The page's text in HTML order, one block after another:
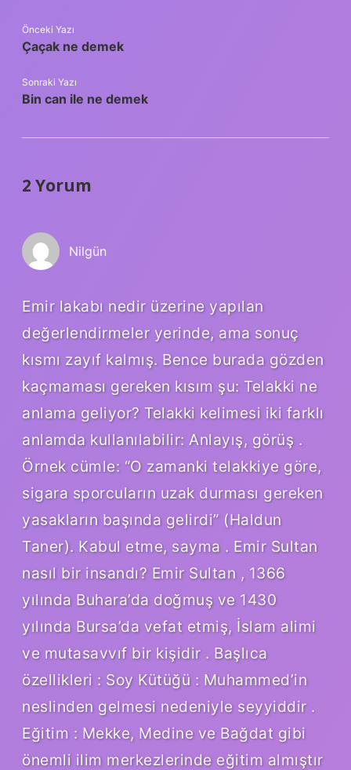
Önceki Yazı
Çaçak ne demek
Sonraki Yazı
Bin can ile ne demek
2 Yorum
Nilgün
Emir lakabı nedir üzerine yapılan
değerlendirmeler yerinde, ama sonuç
kısmı zayıf kalmış. Bence burada gözden
kaçmaması gereken kısım şu: Telakki ne
anlama geliyor? Telakki kelimesi iki farklı
anlamda kullanılabilir: Anlayış, görüş .
Örnek cümle: “O zamanki telakkiye göre,
sigara sporcuların uzak durması gereken
yasakların başında gelirdi” (Haldun
Taner). Kabul etme, sayma . Emir Sultan
nasıl bir insandı? Emir Sultan , 1366
yılında Buhara’da doğmuş ve 1430
yılında Bursa’da vefat etmiş, İslam alimi
ve mutasavvıf bir kişidir . Başlıca
özellikleri : Soy Kütüğü : Muhammed’in
neslinden gelmesi nedeniyle seyyiddir .
Eğitim : Mekke, Medine ve Bağdat gibi
önemli ilim merkezlerinde eğitim almıştır